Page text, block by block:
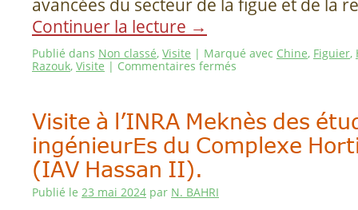
avancées du secteur de la figue et de la
Continuer la lecture →
Publié dans Non classé, Visite | Marqué avec Chine, Figuier,
Razouk, Visite | Commentaires fermés
Visite à l’INRA Meknès des
ingénieurEs du Complexe
(IAV Hassan II).
Publié le 23 mai 2024 par N. BAHRI